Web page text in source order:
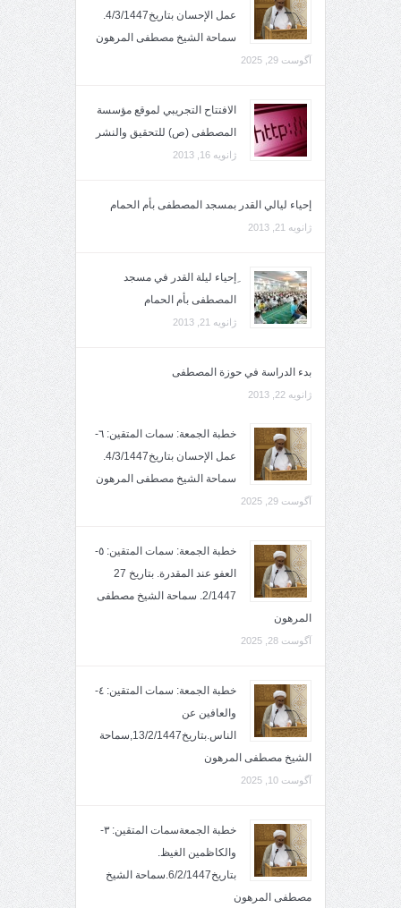
عمل الإحسان بتاريخ4/3/1447.
سماحة الشيخ مصطفى المرهون
آگوست 29, 2025
الافتتاح التجريبي لموقع مؤسسة
المصطفى (ص) للتحقيق والنشر
ژانویه 16, 2013
إحياء ليالي القدر بمسجد المصطفى بأم الحمام
ژانویه 21, 2013
ِإحياء ليلة القدر في مسجد
المصطفى بأم الحمام
ژانویه 21, 2013
بدء الدراسة في حوزة المصطفى
ژانویه 22, 2013
خطبة الجمعة: سمات المتقين: ٦-
عمل الإحسان بتاريخ4/3/1447.
سماحة الشيخ مصطفى المرهون
آگوست 29, 2025
خطبة الجمعة: سمات المتقين: ٥-
العفو عند المقدرة. بتاريخ 27
2/1447. سماحة الشيخ مصطفى
المرهون
آگوست 28, 2025
خطبة الجمعة: سمات المتقين: ٤-
والعافين عن
الناس.بتاريخ13/2/1447,سماحة
الشيخ مصطفى المرهون
آگوست 10, 2025
خطبة الجمعةسمات المتقين: ٣-
والكاظمين الغيظ.
بتاريخ6/2/1447.سماحة الشيخ
مصطفى المرهون